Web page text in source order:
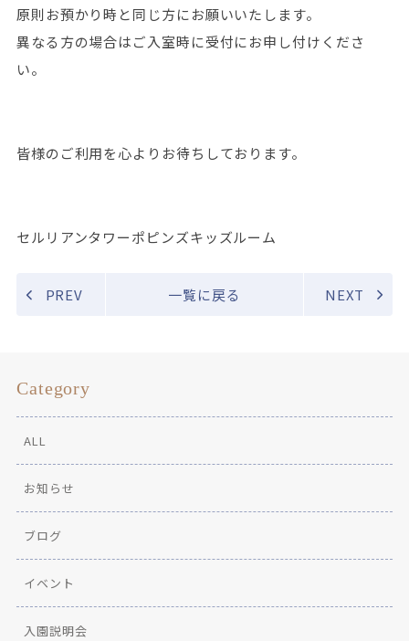
原則お預かり時と同じ方にお願いいたします。
異なる方の場合はご入室時に受付にお申し付けくださ
い。
皆様のご利用を心よりお待ちしております。
セルリアンタワーポピンズキッズルーム
PREV 一覧に戻る NEXT
Category
ALL
お知らせ
ブログ
イベント
入園説明会